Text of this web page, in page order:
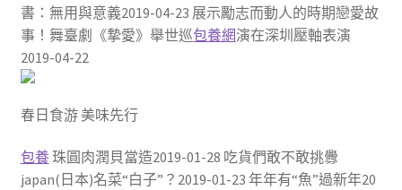
書：無用與意義2019-04-23 展示勵志而動人的時期戀愛故
事！舞臺劇《摯愛》舉世巡包養網演在深圳壓軸表演
2019-04-22
春日食游 美味先行
包養珠圓肉潤貝當造2019-01-28 吃貨們敢不敢挑釁
japan(日本)名菜“白子”？2019-01-23 年年有“魚”過新年20